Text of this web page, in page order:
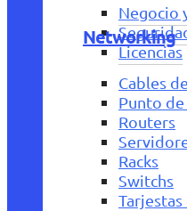
Negocio
Licencias
Networking
Cables
Punto de
Routers
Racks
Switchs